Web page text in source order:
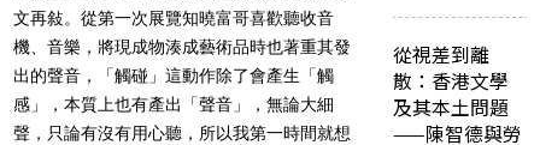
文再敍。從第一次展覽知曉富哥喜歡聽收音
機、音樂，將現成物湊成藝術品時也著重其發
出的聲音，「觸碰」這動作除了會產生「觸
感」，本質上也有產出「聲音」，無論大細
聲，只論有沒有用心聽，所以我第一時間就想
從視差到離
散：香港文學
及其本土問題
——陳智德與勞